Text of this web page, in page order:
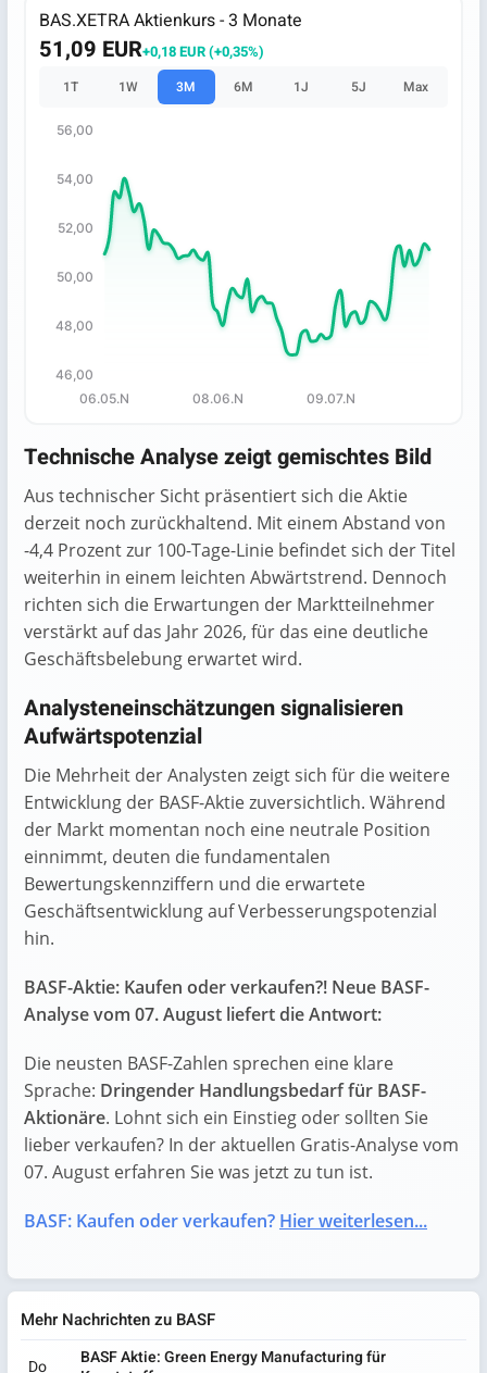
BAS.XETRA Aktienkurs - 3 Monate
51,09 EUR+0,18 EUR (+0,35%)
1T 1W 3M 6M 1J 5J Max
Chart with 67 data points.
The chart has 1 X axis displaying categories.
The chart has 1 Y axis displaying values. Data ranges
06.05.N 08.06.N 09.07.N
46,00
48,00
50,00
52,00
54,00
56,00
Technische Analyse zeigt gemischtes Bild
Aus technischer Sicht präsentiert sich die Aktie
derzeit noch zurückhaltend. Mit einem Abstand von
-4,4 Prozent zur 100-Tage-Linie befindet sich der Titel
weiterhin in einem leichten Abwärtstrend. Dennoch
richten sich die Erwartungen der Marktteilnehmer
verstärkt auf das Jahr 2026, für das eine deutliche
Geschäftsbelebung erwartet wird.
Analysteneinschätzungen signalisieren
Aufwärtspotenzial
Die Mehrheit der Analysten zeigt sich für die weitere
Entwicklung der BASF-Aktie zuversichtlich. Während
der Markt momentan noch eine neutrale Position
einnimmt, deuten die fundamentalen
Bewertungskennziffern und die erwartete
Geschäftsentwicklung auf Verbesserungspotenzial
hin.
BASF-Aktie: Kaufen oder verkaufen?! Neue BASF-
Analyse vom 07. August liefert die Antwort:
Die neusten BASF-Zahlen sprechen eine klare
Sprache: Dringender Handlungsbedarf für BASF-
Aktionäre. Lohnt sich ein Einstieg oder sollten Sie
lieber verkaufen? In der aktuellen Gratis-Analyse vom
07. August erfahren Sie was jetzt zu tun ist.
BASF: Kaufen oder verkaufen? Hier weiterlesen...
Mehr Nachrichten zu BASF
Do
BASF Aktie: Green Energy Manufacturing für